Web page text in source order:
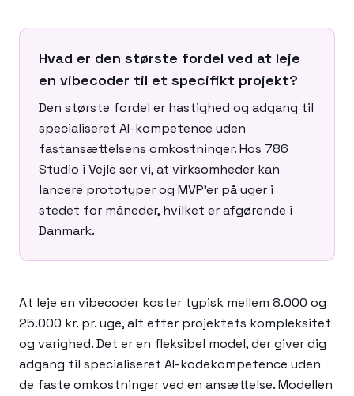
Hvad er den største fordel ved at leje
en vibecoder til et specifikt projekt?
Den største fordel er hastighed og adgang til
specialiseret AI-kompetence uden
fastansættelsens omkostninger. Hos 786
Studio i Vejle ser vi, at virksomheder kan
lancere prototyper og MVP'er på uger i
stedet for måneder, hvilket er afgørende i
Danmark.
At leje en vibecoder koster typisk mellem 8.000 og
25.000 kr. pr. uge, alt efter projektets kompleksitet
og varighed. Det er en fleksibel model, der giver dig
adgang til specialiseret AI-kodekompetence uden
de faste omkostninger ved en ansættelse. Modellen